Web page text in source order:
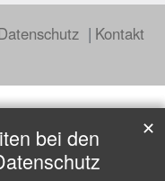
Kontakt
bei den
✕